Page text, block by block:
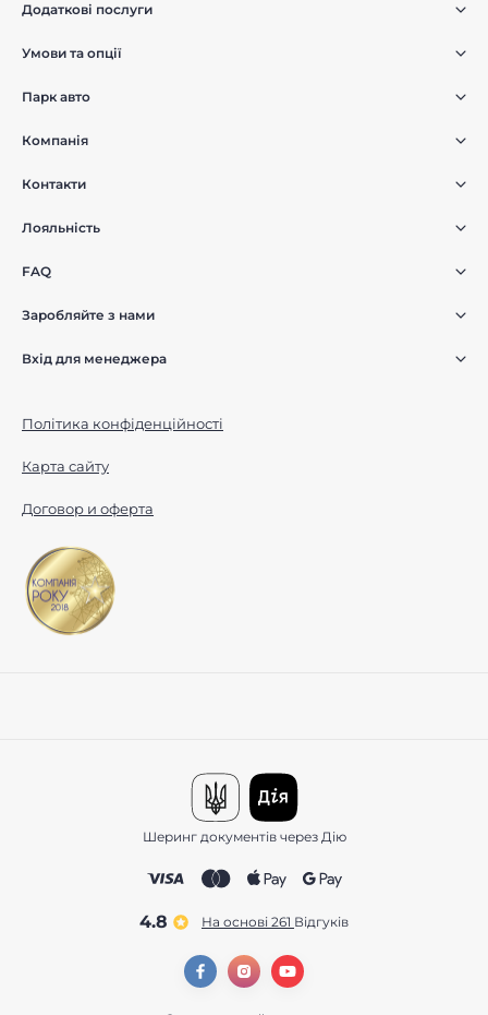
Додаткові послуги
Умови та опції
Парк авто
Компанія
Контакти
Лояльність
FAQ
Заробляйте з нами
Вхід для менеджера
Політика конфіденційності
Карта сайту
Договор и оферта
Шеринг документів через Дію
4.8 На основі 261 відгуків